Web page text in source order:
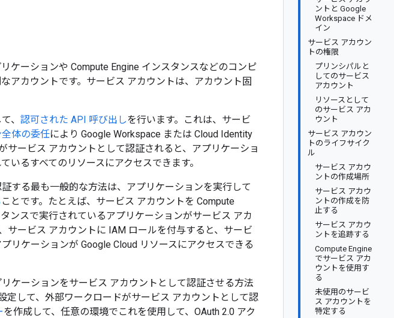
ントと Google
Workspace ドメ
イン
サービス アカウン
トの権限
プリンシパルと
してのサービス
アカウント
リソースとして
のサービス アカ
ウント
サービス アカウン
トのライフサイク
ル
サービス アカウ
ントの作成場所
サービス アカウ
ントの作成を防
止する
サービス アカウ
ントを追跡する
Compute Engine
でサービス アカ
ウントを使用す
る
未使用のサービ
ス アカウントを
特定する
ケーションや Compute Engine インスタンスなどのコンピ
アカウントです。サービス アカウントは、アカウント固
、 認可された API 呼び出しを行います。これは、サービ
全体の委任により Google Workspace または Cloud Identity
サービス アカウントとして認証されると、アプリケーショ
いるすべてのリソースにアクセスできます。
する最も一般的な方法は、アプリケーションを実行して
ことです。たとえば、サービス アカウントを Compute
ンスで実行されているアプリケーションがサービス アカ
サービス アカウントに IAM ロールを付与すると、サービ
リケーションが Google Cloud リソースにアクセスできる
ケーションをサービス アカウントとして認証させる方法
定して、外部ワークロードがサービス アカウントとして認
を作成して、任意の環境でこれを使用して、OAuth 2.0 アク